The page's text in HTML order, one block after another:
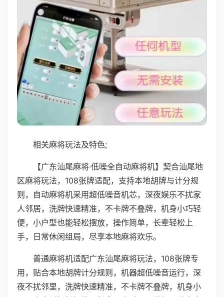
相关麻将玩法及特色;
【广东汕尾麻将·低噪全自动麻将机】契合汕尾地
区麻将玩法，108张牌适配，支持本地胡牌与计分规
则，自动麻将机采用超低噪音机芯，深夜娱乐不扰家
人邻居，洗牌快速精准，不卡牌不叠牌，机身小巧轻
便，小户型也能轻松摆放，操作简单，长辈轻松上
手，日常休闲组局，尽享本地麻将欢乐。
普通麻将机适配广东汕尾麻将玩法，108张牌专
用，贴合本地胡牌计分规则，机器超低噪音运行，深
夜不扰邻里，洗牌快速精准，不卡牌不叠牌，机身小